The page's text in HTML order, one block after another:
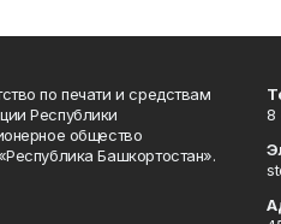
по печати и средствам
Республики
общество
Башкортостан».
8